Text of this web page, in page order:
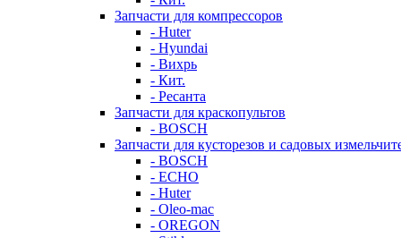
Запчасти для компрессоров
- Huter
- Hyundai
- Вихрь
- Кит.
- Ресанта
Запчасти для краскопультов
- BOSCH
Запчасти для кусторезов и садовых
- BOSCH
- ECHO
- Huter
- Oleo-mac
- OREGON